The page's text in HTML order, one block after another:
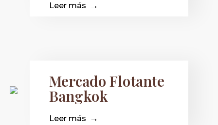
Leer más
Mercado Flotante
Bangkok
Leer más